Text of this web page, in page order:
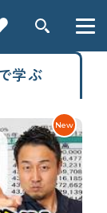
学ぶ
New